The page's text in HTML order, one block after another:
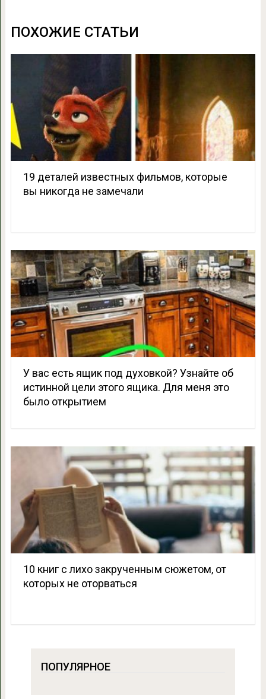
ПОХОЖИЕ СТАТЬИ
19 деталей известных фильмов, которые
вы никогда не замечали
У вас есть ящик под духовкой? Узнайте об
истинной цели этого ящика. Для меня это
было открытием
10 книг с лихо закрученным сюжетом, от
которых не оторваться
ПОПУЛЯРНОЕ